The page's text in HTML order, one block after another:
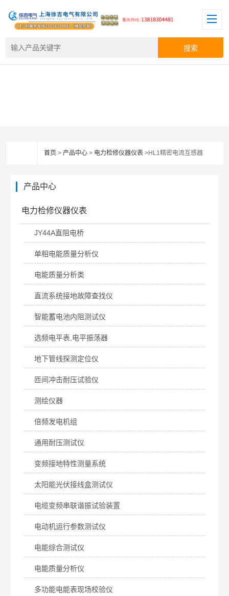
首页 >产品中心 > 电力检修仪器仪表 >HL1精密电流互感器
产品中心
电力检修仪器仪表
JY44A直阻电桥
单相电能质量分析仪
电能质量分析类
直流系统接地故障查找仪
智能蓄电池内阻测试仪
选频电平表,电平振荡器
地下管线探测定位仪
匝间冲击耐压试验仪
测绘仪器
倍频发电机组
通用耐压测试仪
变频接地特性测量系统
太阳能光伏接线盒测试仪
电缆变频串联谐振试验装置
电动机运行参数测试仪
电能综合测试仪
电能质量分析仪
多功能电能表现场校验仪